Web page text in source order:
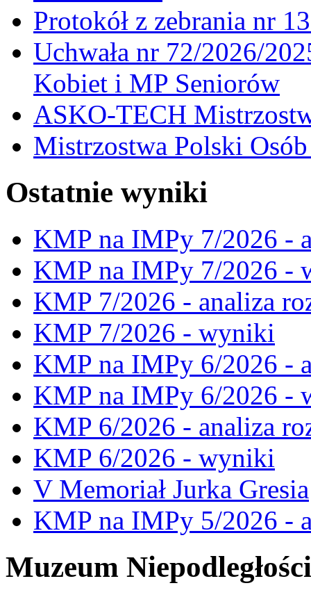
Protokół z zebrania nr
Uchwała nr 72/2026/
Kobiet i MP Seniorów
ASKO-TECH
Mistrzostwa Polski
Ostatnie wyniki
KMP na IMPy 7/2026 -
KMP na IMPy 7/2026 -
KMP 7/2026 - analiza
KMP 7/2026 - wyniki
KMP na IMPy 6/2026 -
KMP na IMPy 6/2026 -
KMP 6/2026 - analiza
KMP 6/2026 - wyniki
V Memoriał Jurka Gresia
KMP na IMPy 5/2026 -
Muzeum Niepodległości